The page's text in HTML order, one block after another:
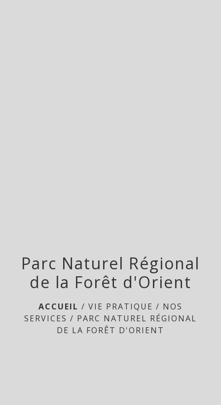
Parc Naturel Régional
de la Forêt d'Orient
ACCUEIL / VIE PRATIQUE / NOS
SERVICES / PARC NATUREL RÉGIONAL
DE LA FORÊT D'ORIENT